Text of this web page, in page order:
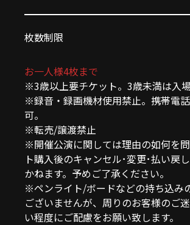
枚数制限
お一人様4枚まで
※3歳以上要チケット。3歳未満は入場
※録音・録画機材使用禁止。携帯電
可。
※転売/譲渡禁止
※開催公演に関しては理由の如何を
ト購入後のキャンセル･変更･払い戻
かねます。予めご了承ください。
※ペンライト/ボードなどの持ち込み
ございませんが、周りのお客様のご
い程度にご配慮をお願い致します。